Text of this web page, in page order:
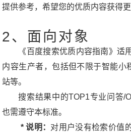
提供参考，希望您的优质内容获得
2、面向对象
《百度搜索优质内容指南》适
内容生产者，包括但不限于智能小
站等。
搜索结果中的TOP1专业问答/
也需遵守本标准。
* 说明： 对用户没有检索价值